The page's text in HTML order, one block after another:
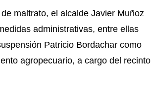
maltrato, el alcalde Javier Muñoz
administrativas, entre ellas
Patricio Bordachar como
agropecuario, a cargo del recinto